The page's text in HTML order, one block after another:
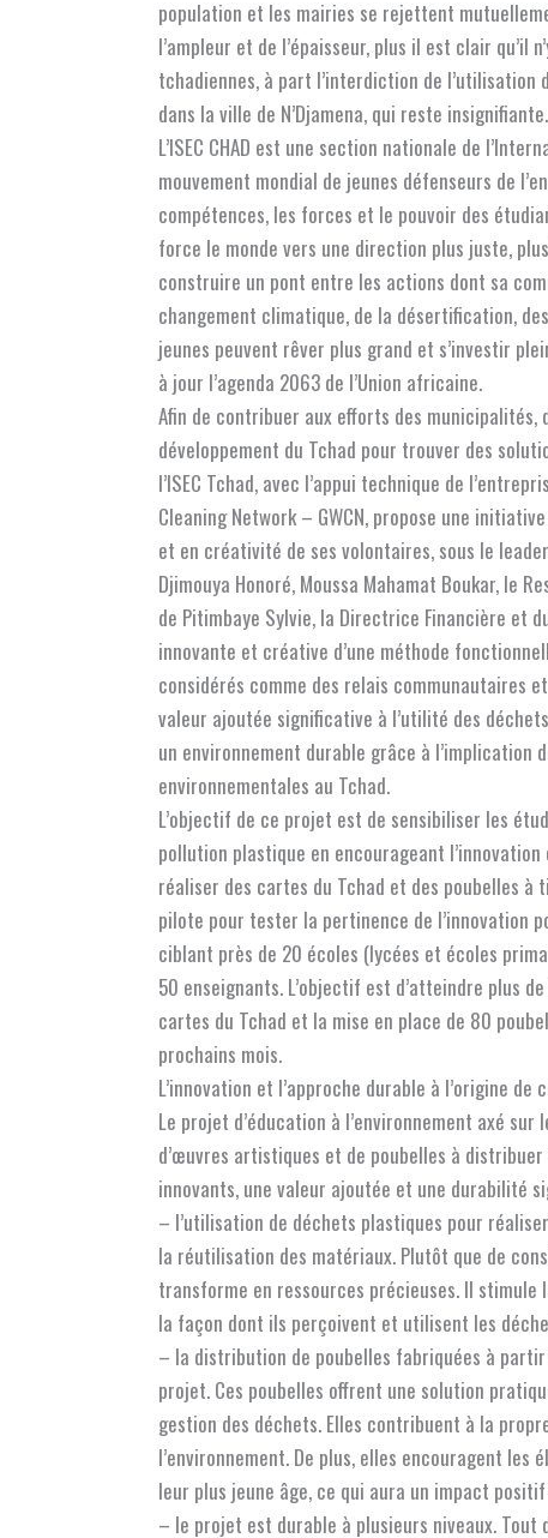
population et les mairies se rejettent
l’ampleur et de l’épaisseur, plus il est clair qu’il
tchadiennes, à part l’interdiction de l’utilisation
dans la ville de N’Djamena, qui reste insignifiante.
L’ISEC CHAD est une section nationale de
mouvement mondial de jeunes défenseurs de
compétences, les forces et le pouvoir des
force le monde vers une direction plus juste,
construire un pont entre les actions dont sa
changement climatique, de la désertification,
jeunes peuvent rêver plus grand et s’investir
à jour l’agenda 2063 de l’Union africaine.
Afin de contribuer aux efforts des
développement du Tchad pour trouver des
l’ISEC Tchad, avec l’appui technique de
Cleaning Network – GWCN, propose une
et en créativité de ses volontaires, sous le
Djimouya Honoré, Moussa Mahamat Boukar, le
de Pitimbaye Sylvie, la Directrice Financière et
innovante et créative d’une méthode
considérés comme des relais communautaires
valeur ajoutée significative à l’utilité des
un environnement durable grâce à
environnementales au Tchad.
L’objectif de ce projet est de sensibiliser les
pollution plastique en encourageant
réaliser des cartes du Tchad et des poubelles à
pilote pour tester la pertinence de l’innovation
ciblant près de 20 écoles (lycées et écoles
50 enseignants. L’objectif est d’atteindre plus
cartes du Tchad et la mise en place de 80
prochains mois.
L’innovation et l’approche durable à l’origine
Le projet d’éducation à l’environnement axé
d’œuvres artistiques et de poubelles à
innovants, une valeur ajoutée et une durabilité
– l’utilisation de déchets plastiques pour
la réutilisation des matériaux. Plutôt que de
transforme en ressources précieuses. Il stimule
la façon dont ils perçoivent et utilisent les
– la distribution de poubelles fabriquées à
projet. Ces poubelles offrent une solution
gestion des déchets. Elles contribuent à la
l’environnement. De plus, elles encouragent
leur plus jeune âge, ce qui aura un impact
– le projet est durable à plusieurs niveaux. Tout